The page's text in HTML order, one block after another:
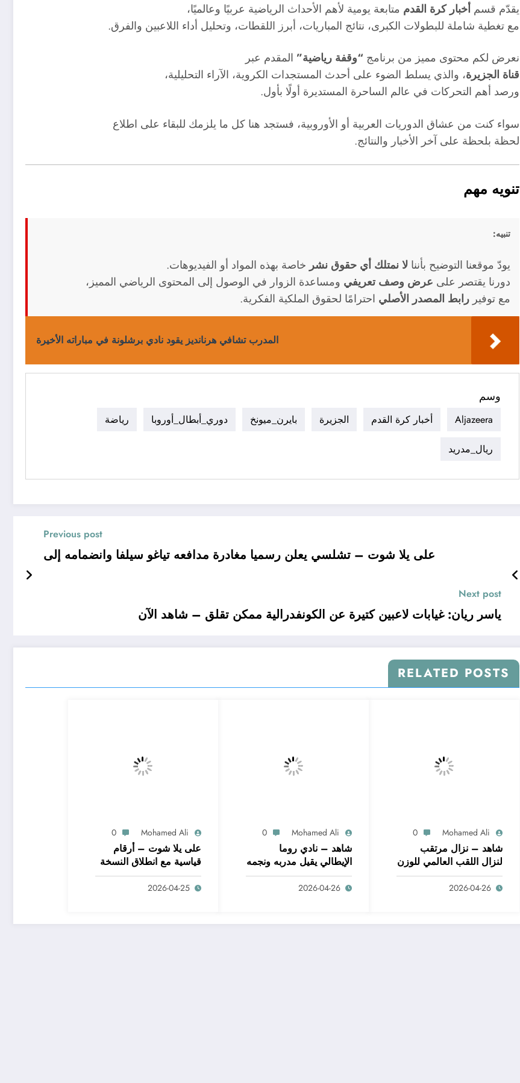
يقدّم قسمأخبار كرة القدم متابعة يومية لأهم الأحداث الرياضية عربيًا وعالميًا،
مع تغطية شاملة للبطولات الكبرى، نتائج المباريات، أبرز اللقطات، وتحليل أداء اللاعبين والفرق.
نعرض لكم محتوى مميز من برنامج “وقفة رياضية” المقدم عبر
قناة الجزيرة، والذي يسلط الضوء على أحدث المستجدات الكروية، الآراء التحليلية،
ورصد أهم التحركات في عالم الساحرة المستديرة أولًا بأول.
سواء كنت من عشاق الدوريات العربية أو الأوروبية، فستجد هنا كل ما يلزمك للبقاء على اطلاع
لحظة بلحظة على آخر الأخبار والنتائج.
تنويه مهم
تنبيه:
يودّ موقعنا التوضيح بأننالا نمتلك أي حقوق نشر خاصة بهذه المواد أو الفيديوهات.
دورنا يقتصر على عرض وصف تعريفي ومساعدة الزوار في الوصول إلى المحتوى الرياضي المميز،
مع توفيررابط المصدر الأصلي احترامًا لحقوق الملكية الفكرية.
المدرب تشافي هرنانديز يقود نادي برشلونة في مباراته الأخيرة
وسم
Aljazeera أخبار كرة القدم الجزيرة بايرن_ميونخ دوري_أبطال_أوروبا رياضة
ريال_مدريد
Previous post
على يلا شوت – تشلسي يعلن رسميا مغادرة مدافعه تياغو سيلفا وانضمامه إلى
Next post
ياسر ريان: غيابات لاعبين كتيرة عن الكونفدرالية ممكن تقلق – شاهد الآن
RELATED POSTS
Mohamed Ali
0
شاهد – نزال مرتقب
لنزال اللقب العالمي للوزن
الثقيل للملاكمة بين
2026-04-26
Mohamed Ali
0
شاهد – نادي روما
الإيطالي يقيل مدربه ونجمه
السابق دانييلي دي
2026-04-26
Mohamed Ali
0
على يلا شوت – أرقام
قياسية مع انطلاق النسخة
الجديدة من مسابقة دوري
2026-04-25